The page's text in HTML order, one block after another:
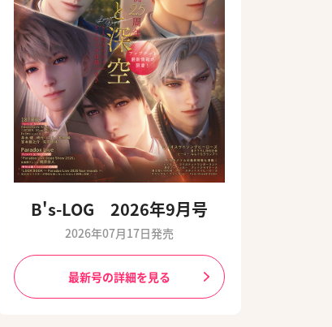
B's-LOG 2026年9月号
2026年07月17日発売
最新号の詳細を見る